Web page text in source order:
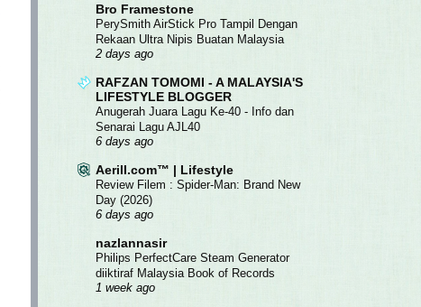
Bro Framestone
PerySmith AirStick Pro Tampil Dengan
Rekaan Ultra Nipis Buatan Malaysia
2 days ago
RAFZAN TOMOMI - A MALAYSIA'S
LIFESTYLE BLOGGER
Anugerah Juara Lagu Ke-40 - Info dan
Senarai Lagu AJL40
6 days ago
Aerill.com™ | Lifestyle
Review Filem : Spider-Man: Brand New
Day (2026)
6 days ago
nazlannasir
Philips PerfectCare Steam Generator
diiktiraf Malaysia Book of Records
1 week ago